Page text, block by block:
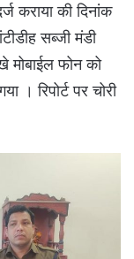
कराया की दिनांक
सब्जी मंडी
मोबाईल फोन को
। रिपोर्ट पर चोरी